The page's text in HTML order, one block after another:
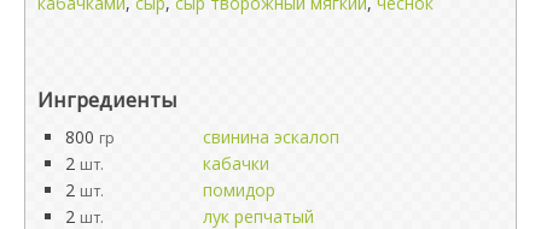
Ингредиенты
800 гр
свинина эскалоп
2 шт.
кабачки
2 шт.
помидор
2 шт.
лук репчатый